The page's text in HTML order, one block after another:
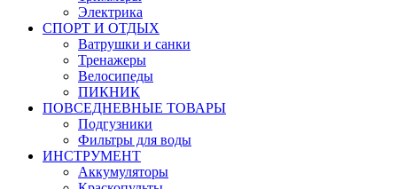
Электрика
СПОРТ И ОТДЫХ
Ватрушки и санки
Тренажеры
Велосипеды
ПИКНИК
ПОВСЕДНЕВНЫЕ ТОВАРЫ
Подгузники
Фильтры для воды
ИНСТРУМЕНТ
Аккумуляторы